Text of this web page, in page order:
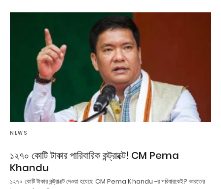
NEWS
১২৭০ কোটি টাকার পারিবারিক কন্ট্রাক্টে! CM Pema
Khandu
১২৭০ কোটি টাকার কন্ট্রাক্টে দেওয়া হয়েছে CM Pema Khandu -র পরিবারকেই? ভারতের